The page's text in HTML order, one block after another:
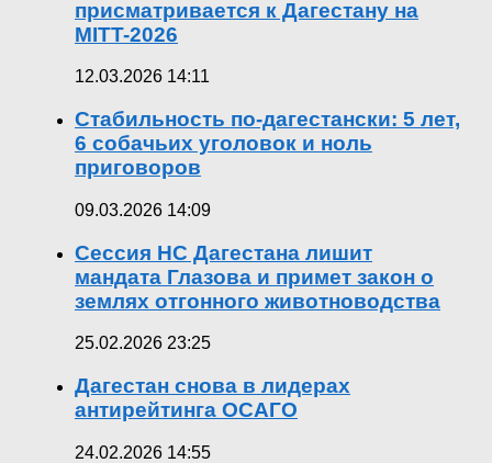
присматривается к Дагестану на
MITT-2026
12.03.2026 14:11
Стабильность по-дагестански: 5 лет,
6 собачьих уголовок и ноль
приговоров
09.03.2026 14:09
Сессия НС Дагестана лишит
мандата Глазова и примет закон о
землях отгонного животноводства
25.02.2026 23:25
Дагестан снова в лидерах
антирейтинга ОСАГО
24.02.2026 14:55